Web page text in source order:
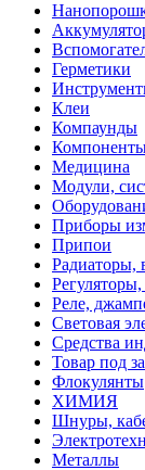
Герметики
Клеи
Компаунды
Медицина
Модули,
Приборы
Припои
Радиаторы,
Реле,
Световая
Средства
Товар под
Флокулянты
ХИМИЯ
Шнуры,
Металлы